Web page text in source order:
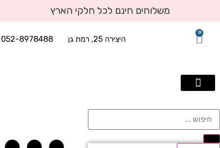
משלוחים חינם לכל חלקי הארץ
0
היצירה 25, רמת גן 052-8978488